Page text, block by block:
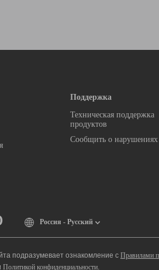
Поддержка
Техническая поддержка
продуктов
Сообщить о нарушениях
Россия - Русский
подразумевает ознакомление с Правилами
Политикой конфиденциальности.